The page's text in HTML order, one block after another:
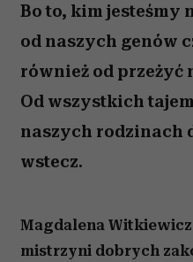
Bo to, kim jesteśmy
od naszych genów
również od przeżyć
Od wszystkich
naszych rodzinach
wstecz.
Magdalena
mistrzyni dobrych